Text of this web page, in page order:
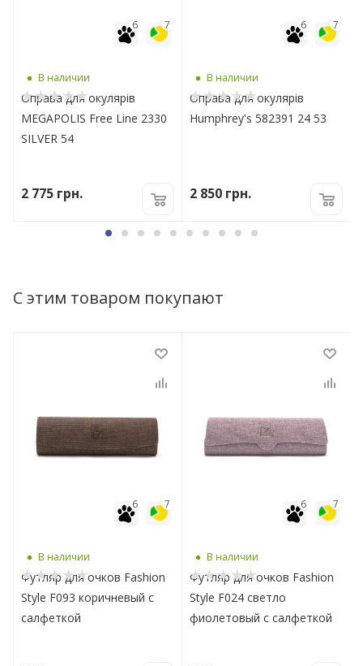
7
6
В наличии
Оправа для окулярів
MEGAPOLIS Free Line 2330
SILVER 54
2 775 грн.
7
6
В наличии
Оправа для окулярів
Humphrey's 582391 24 53
2 850 грн.
С этим товаром покупают
7
6
В наличии
Футляр для очков Fashion
Style F093 коричневый с
салфеткой
7
6
В наличии
Футляр для очков Fashion
Style F024 светло
фиолетовый с салфеткой